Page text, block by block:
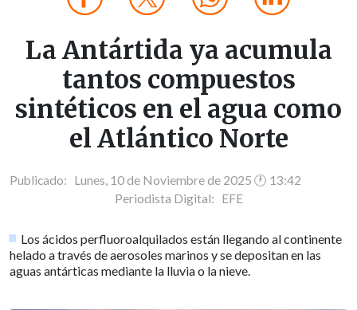
La Antártida ya acumula
tantos compuestos
sintéticos en el agua como
el Atlántico Norte
Publicado: Lunes, 10 de Noviembre de 2025 🕐 13:42
Periodista Digital: EFE
Los ácidos perfluoroalquilados están llegando al continente
helado a través de aerosoles marinos y se depositan en las
aguas antárticas mediante la lluvia o la nieve.